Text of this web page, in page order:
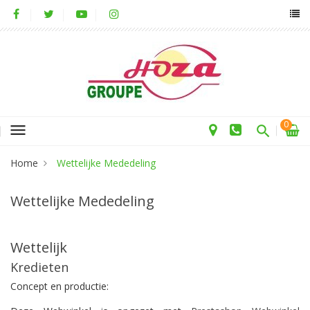
menu 0
Home Wettelijke Mededeling
Wettelijke Mededeling
Wettelijk
Kredieten
Concept en productie: